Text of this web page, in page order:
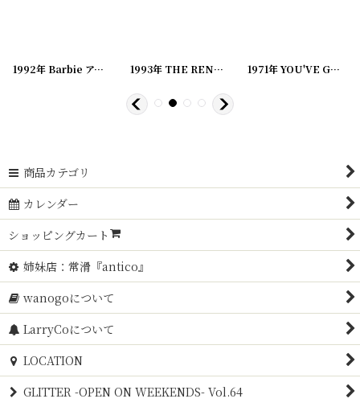
[20240311-03
08] [20240311-07
1992年 Barbie アメコミ ビンテージコミック [ 20240311-06]
1993年 THE REN&STIMPY SHOW IN SPACE.. アメコミ ビンテージコミック 1971年 YOU'VE GOT TO BE YOU, SNOOPY PEANUTS スヌーピー ビンテージコミック
商品カテゴリ
カレンダー
ショッピングカート
姉妹店：常滑『antico』
wanogoについて
LarryCoについて
LOCATION
GLITTER -OPEN ON WEEKENDS- Vol.64